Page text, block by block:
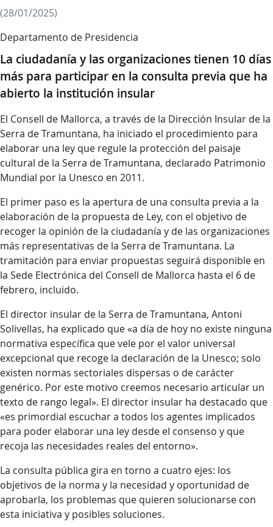
(28/01/2025)
Departamento de Presidencia
La ciudadanía y las organizaciones tienen 10 días
más para participar en la consulta previa que ha
abierto la institución insular
El Consell de Mallorca, a través de la Dirección Insular de la
Serra de Tramuntana, ha iniciado el procedimiento para
elaborar una ley que regule la protección del paisaje
cultural de la Serra de Tramuntana, declarado Patrimonio
Mundial por la Unesco en 2011.
El primer paso es la apertura de una consulta previa a la
elaboración de la propuesta de Ley, con el objetivo de
recoger la opinión de la ciudadanía y de las organizaciones
más representativas de la Serra de Tramuntana. La
tramitación para enviar propuestas seguirá disponible en
la Sede Electrónica del Consell de Mallorca hasta el 6 de
febrero, incluido.
El director insular de la Serra de Tramuntana, Antoni
Solivellas, ha explicado que «a día de hoy no existe ninguna
normativa específica que vele por el valor universal
excepcional que recoge la declaración de la Unesco; solo
existen normas sectoriales dispersas o de carácter
genérico. Por este motivo creemos necesario articular un
texto de rango legal». El director insular ha destacado que
«es primordial escuchar a todos los agentes implicados
para poder elaborar una ley desde el consenso y que
recoja las necesidades reales del entorno».
La consulta pública gira en torno a cuatro ejes: los
objetivos de la norma y la necesidad y oportunidad de
aprobarla, los problemas que quieren solucionarse con
esta iniciativa y posibles soluciones.